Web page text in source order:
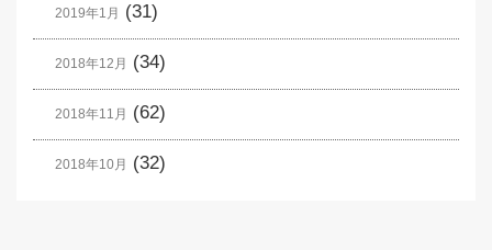
2019年1月 (31)
2018年12月 (34)
2018年11月 (62)
2018年10月 (32)